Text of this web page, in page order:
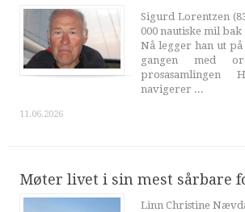
Sigurd Lorentzen
000 nautiske mil bak
Nå legger han ut på
gangen med
navigerer ...
11.06.2026
Møter livet i sin mest sårbare
Linn Christine